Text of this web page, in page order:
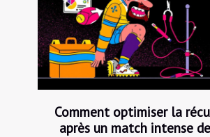
Comment optimiser la
après un match intense